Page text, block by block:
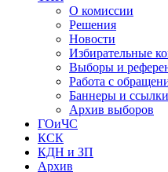
О комиссии
Решения
Новости
Избирательные
Выборы и
Работа с
Баннеры и ссылки
Архив выборов
ГОиЧС
КСК
КДН и ЗП
Архив